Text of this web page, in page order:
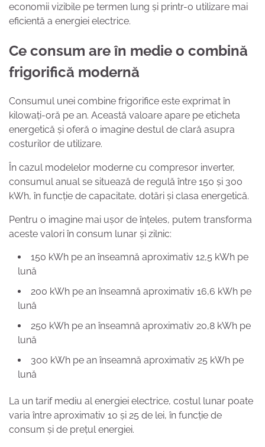
economii vizibile pe termen lung și printr-o utilizare mai
eficientă a energiei electrice.
Ce consum are în medie o combină
frigorifică modernă
Consumul unei combine frigorifice este exprimat în
kilowați-oră pe an. Această valoare apare pe eticheta
energetică și oferă o imagine destul de clară asupra
costurilor de utilizare.
În cazul modelelor moderne cu compresor inverter,
consumul anual se situează de regulă între 150 și 300
kWh, în funcție de capacitate, dotări și clasa energetică.
Pentru o imagine mai ușor de înțeles, putem transforma
aceste valori în consum lunar și zilnic:
150 kWh pe an înseamnă aproximativ 12,5 kWh pe
lună
200 kWh pe an înseamnă aproximativ 16,6 kWh pe
lună
250 kWh pe an înseamnă aproximativ 20,8 kWh pe
lună
300 kWh pe an înseamnă aproximativ 25 kWh pe
lună
La un tarif mediu al energiei electrice, costul lunar poate
varia între aproximativ 10 și 25 de lei, în funcție de
consum și de prețul energiei.